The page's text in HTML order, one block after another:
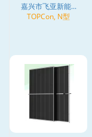
嘉兴市飞亚新能...
TOPCon, N型